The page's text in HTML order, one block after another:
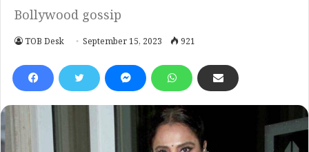
Bollywood gossip
TOB Desk September 15, 2023 921